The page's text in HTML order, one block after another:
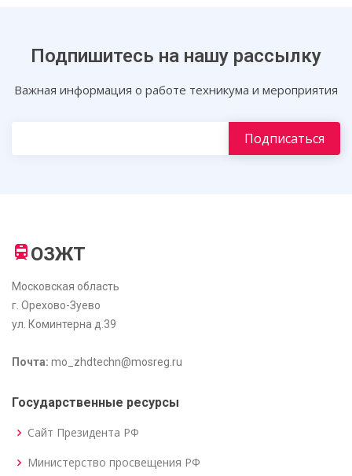
Подпишитесь на нашу рассылку
Важная информация о работе техникума и мероприятия
ОЗЖТ
Московская область
г. Орехово-Зуево
ул. Коминтерна д.39
Почта: mo_zhdtechn@mosreg.ru
Государственные ресурсы
Сайт Президента РФ
Министерство просвещения РФ